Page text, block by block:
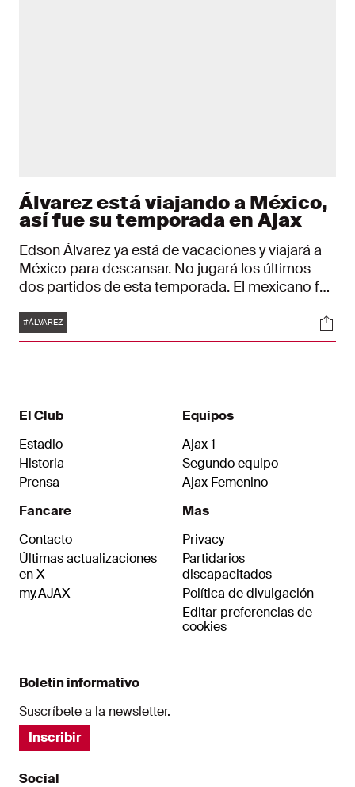
Álvarez está viajando a México,
así fue su temporada en Ajax
Edson Álvarez ya está de vacaciones y viajará a
México para descansar. No jugará los últimos
dos partidos de esta temporada. El mexicano fue
ante VVV Venlo. Por causa de la temporada larga
que Ajax tuvo y los partidos que Álvarez jugará
Etiquetas
#ÁLVAREZ
El Club
Estadio
Historia
Prensa
Fancare
Contacto
Últimas actualizaciones
en X
my.AJAX
Equipos
Ajax 1
Segundo equipo
Ajax Femenino
Mas
Privacy
Partidarios
discapacitados
Política de divulgación
Editar preferencias de
cookies
Boletin informativo
Suscríbete a la newsletter.
Inscribir
Social